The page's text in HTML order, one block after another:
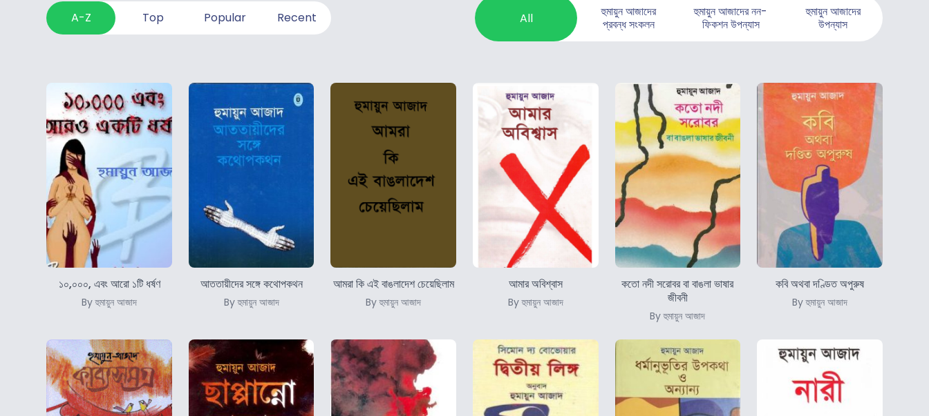
A-Z Top Popular Recent All
হুমায়ুন আজাদের
প্রবন্ধ সংকলন
হুমায়ুন আজাদের নন-
ফিকশন উপন্যাস
হুমায়ুন আজাদের
উপন্যাস
১০,০০০, এবং আরো ১টি ধর্ষণ
By হুমায়ুন আজাদ
আততায়ীদের সঙ্গে কথোপকথন
By হুমায়ুন আজাদ
আমরা কি এই বাঙলাদেশ চেয়েছিলাম
By হুমায়ুন আজাদ
আমার অবিশ্বাস
By হুমায়ুন আজাদ
কতো নদী সরোবর বা বাঙলা ভাষার
জীবনী
By হুমায়ুন আজাদ
কবি অথবা দণ্ডিত অপুরুষ
By হুমায়ুন আজাদ